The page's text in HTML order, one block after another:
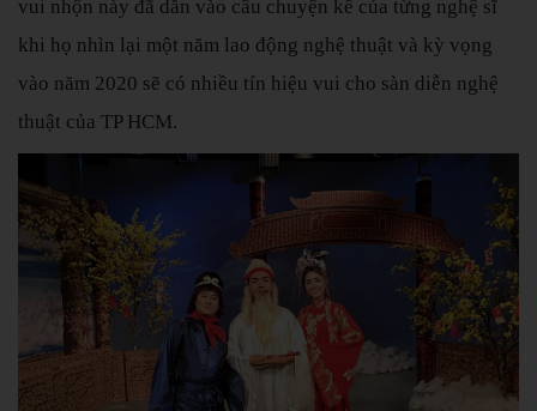
vui nhộn này đã dẫn vào câu chuyện kể của từng nghệ sĩ
khi họ nhìn lại một năm lao động nghệ thuật và kỳ vọng
vào năm 2020 sẽ có nhiều tín hiệu vui cho sàn diễn nghệ
thuật của TP HCM.